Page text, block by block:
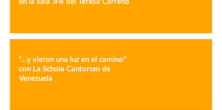
en la sala JFR del Teresa Carreño
“…y vieron una luz en el camino”
con La Schola Cantorum de
Venezuela